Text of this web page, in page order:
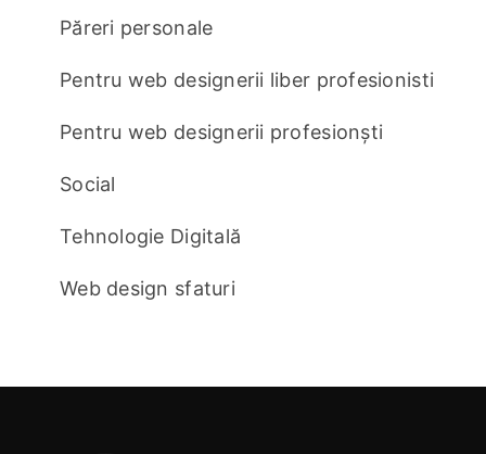
Păreri personale
Pentru web designerii liber profesionisti
Pentru web designerii profesionști
Social
Tehnologie Digitală
Web design sfaturi